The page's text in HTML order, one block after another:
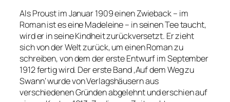
Als Proust im Januar 1909 einen Zwieback – im
Roman ist es eine Madeleine – in seinen Tee taucht,
wird er in seine Kindheit zurückversetzt. Er zieht
sich von der Welt zurück, um einen Roman zu
schreiben, von dem der erste Entwurf im September
1912 fertig wird. Der erste Band ‚Auf dem Weg zu
Swann‘ wurde von Verlagshäusern aus
verschiedenen Gründen abgelehnt und erschien auf